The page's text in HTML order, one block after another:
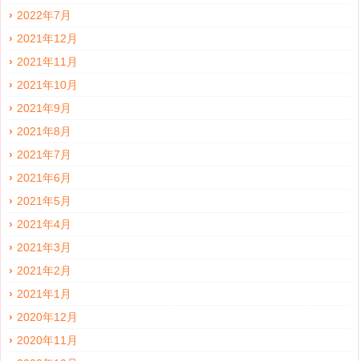
2022年7月
2021年12月
2021年11月
2021年10月
2021年9月
2021年8月
2021年7月
2021年6月
2021年5月
2021年4月
2021年3月
2021年2月
2021年1月
2020年12月
2020年11月